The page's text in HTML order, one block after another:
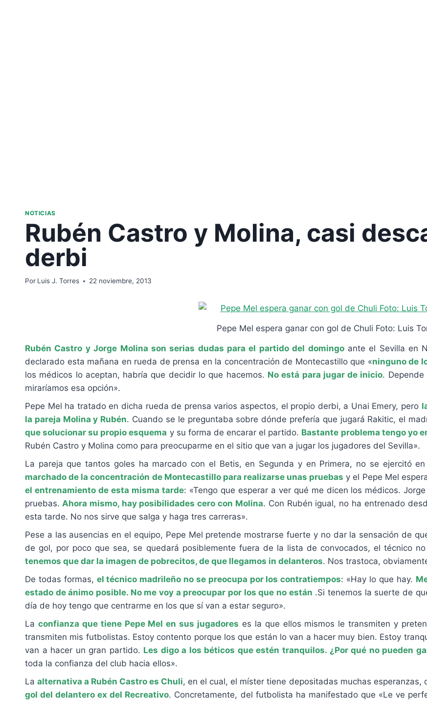
NOTICIAS
Rubén Castro y Molina, casi
derbi
Por Luis J. Torres 22 noviembre, 2013
Pepe Mel espera ganar con gol de Chuli Foto: Luis
Rubén Castro y Jorge Molina son serias dudas para el partido del domingoante el Sevilla en
declarado esta mañana en rueda de prensa en la concentración de Montecastillo que «ninguno de
los médicos lo aceptan, habría que decidir lo que hacemos. No está para jugar de inicio.
miraríamos esa opción».
Pepe Mel ha tratado en dicha rueda de prensa varios aspectos, el propio derbi, a Unai Emery, pero
la pareja Molina y Rubén. Cuando se le preguntaba sobre dónde prefería que jugará Rakitic, el
que solucionar su propio esquema y su forma de encarar el partido. Bastante problema tengo yo
Rubén Castro y Molina como para preocuparme en el sitio que van a jugar los jugadores del Sevilla».
La pareja que tantos goles ha marcado con el Betis, en Segunda y en Primera, no se ejercitó
marchado de la concentración de Montecastillo para realizarse unas pruebas y el Pepe Mel
el entrenamiento de esta misma tarde: «Tengo que esperar a ver qué me dicen los médicos.
pruebas. Ahora mismo, hay posibilidades cero con Molina. Con Rubén igual, no ha entrenado
esta tarde. No nos sirve que salga y haga tres carreras».
Pese a las ausencias en el equipo, Pepe Mel pretende mostrarse fuerte y no dar la sensación de
de gol, por poco que sea, se quedará posiblemente fuera de la lista de convocados, el técnico
tenemos que dar la imagen de pobrecitos, de que llegamos in delanteros. Nos trastoca,
De todas formas, el técnico madrileño no se preocupa por los contratiempos: «Hay lo que hay.
estado de ánimo posible. No me voy a preocupar por los que no están .Si tenemos la suerte de
día de hoy tengo que centrarme en los que sí van a estar seguro».
La confianza que tiene Pepe Mel en sus jugadores es la que ellos mismos le transmiten y
transmiten mis futbolistas. Estoy contento porque los que están lo van a hacer muy bien. Estoy
van a hacer un gran partido. Les digo a los béticos que estén tranquilos. ¿Por qué no pueden
toda la confianza del club hacia ellos».
Laalternativa a Rubén Castro es Chuli, en el cual, el míster tiene depositadas muchas esperanzas,
gol del delantero ex del Recreativo. Concretamente, del futbolista ha manifestado que «Le ve